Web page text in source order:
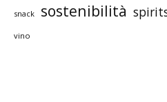
snack sostenibilità
vino